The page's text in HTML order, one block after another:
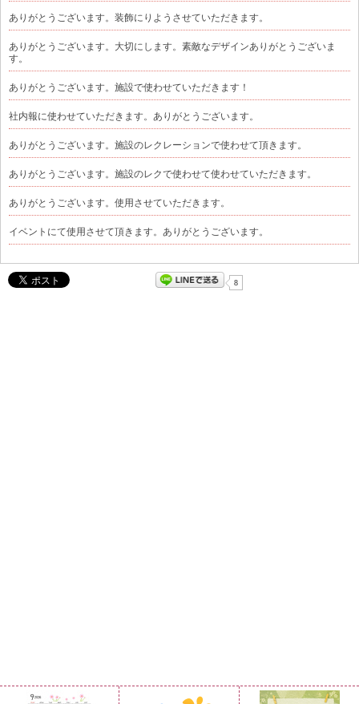
ありがとうございます。装飾にりようさせていただきます。
ありがとうございます。大切にします。素敵なデザインありがとうございま
す。
ありがとうございます。施設で使わせていただきます！
社内報に使わせていただきます。ありがとうございます。
ありがとうございます。施設のレクレーションで使わせて頂きます。
ありがとうございます。施設のレクで使わせて使わせていただきます。
ありがとうございます。使用させていただきます。
イベントにて使用させて頂きます。ありがとうございます。
8